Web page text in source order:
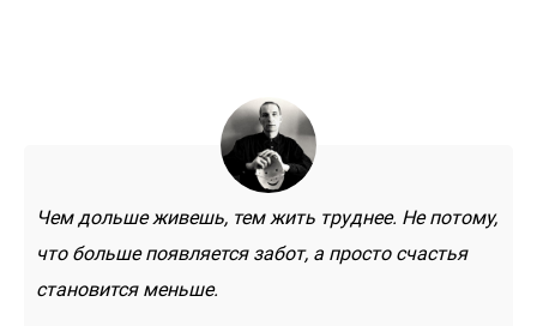
Чем дольше живешь, тем жить труднее. Не потому,
что больше появляется забот, а просто счастья
становится меньше.